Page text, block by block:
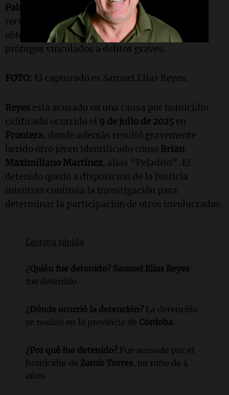
Pablo Cococcioni
afirmó que el sistema de
recompensas es una herramienta clave para
obtener información y lograr la detención de
prófugos vinculados a delitos graves.
FOTO: El capturado es Samuel Elías Reyes.
Reyes está acusado en una causa por homicidio
calificado ocurrido el 9 de julio de 2025 en
Frontera, donde además resultó gravemente
herido otro joven identificado como Brian
Maximiliano Martínez, alias “Peladito”. El
detenido quedó a disposición de la Justicia
mientras continúa la investigación para
determinar la participación de otros involucrados.
Lectura rápida
¿Quién fue detenido? Samuel Elías Reyes
fue detenido.
¿Dónde ocurrió la detención? La detención
se realizó en la provincia de Córdoba.
¿Por qué fue detenido? Fue acusado por el
homicidio de Zamir Torres, un niño de 4
años.